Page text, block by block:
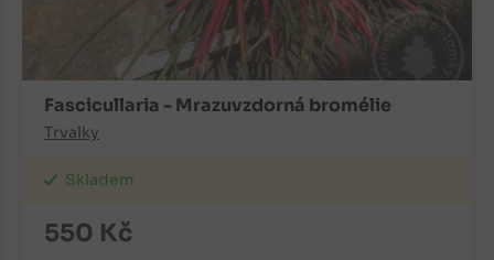
Fascicullaria - Mrazuvzdorná bromélie
Trvalky
Skladem
550 Kč